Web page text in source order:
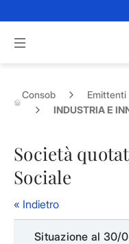
Apri menu di navigazione
Consob Emittenti
INDUSTRIA E
Società
Sociale
« Indietro
Situazione al 30/